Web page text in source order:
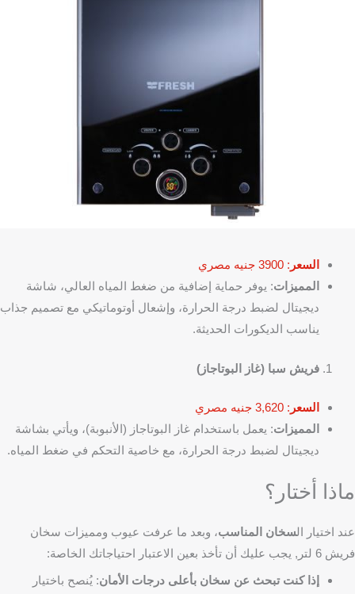
السعر : 3900 جنيه مصري
المميزات: يوفر حماية إضافية من ضغط المياه العالي، شاشة
ديجيتال لضبط درجة الحرارة، وإشعال أوتوماتيكي مع تصميم جذاب
يناسب الديكورات الحديثة.
فريش سبا (غاز البوتاجاز)
السعر : 3,620 جنيه مصري
المميزات: يعمل باستخدام غاز البوتاجاز (الأنبوبة)، ويأتي بشاشة
ديجيتال لضبط درجة الحرارة، مع خاصية التحكم في ضغط المياه.
ماذا أختار؟
عند اختيار السخان المناسب، وبعد ما عرفت عيوب ومميزات سخان
فريش 6 لتر, يجب عليك أن تأخذ بعين الاعتبار احتياجاتك الخاصة:
إذا كنت تبحث عن سخان بأعلى درجات الأمان: يُنصح باختيار